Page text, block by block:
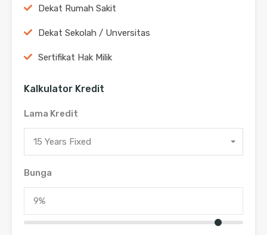
Dekat Rumah Sakit
Dekat Sekolah / Unversitas
Sertifikat Hak Milik
Kalkulator Kredit
Lama Kredit
15 Years Fixed
Bunga